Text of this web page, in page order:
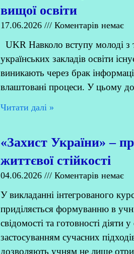
вищої освіти
17.06.2026 Коментарів немає
UKR Навколо вступу молоді з
українських закладів освіти
виникають через брак
влаштовані процеси. У цьому
Читати далi »
«Захист України» –
життєвої стійкості
04.06.2026 Коментарів немає
У викладанні інтегрованого
приділяється формуванню в
свідомості та готовності діяти
застосуванням сучасних
дозволяють учням не лише